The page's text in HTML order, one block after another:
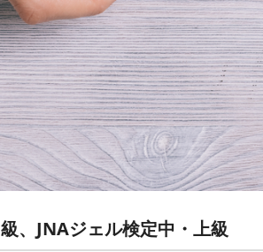
、JNAジェル検定中・上級